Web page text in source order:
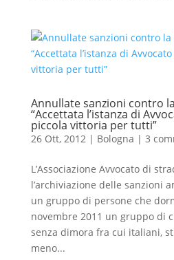
Annullate sanzioni contro
“Accettata l’istanza di
piccola vittoria per tutti”
26 Ott, 2012| Bologna | 3
L’Associazione Avvocato di
l’archiviazione delle sanzioni
un gruppo di persone che
novembre 2011 un gruppo di
senza dimora fra cui italiani,
meno...